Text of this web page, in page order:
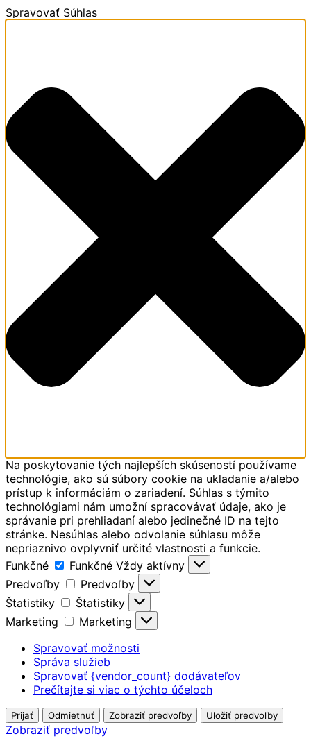
Spravovať Súhlas
Na poskytovanie tých najlepších skúseností používame
technológie, ako sú súbory cookie na ukladanie a/alebo
prístup k informáciám o zariadení. Súhlas s týmito
technológiami nám umožní spracovávať údaje, ako je
správanie pri prehliadaní alebo jedinečné ID na tejto
stránke. Nesúhlas alebo odvolanie súhlasu môže
nepriaznivo ovplyvniť určité vlastnosti a funkcie.
Funkčné
Funkčné Vždy aktívny
Predvoľby
Predvoľby
Štatistiky
Štatistiky
Marketing
Marketing
Spravovať možnosti
Správa služieb
Spravovať {vendor_count} dodávateľov
Prečítajte si viac o týchto účeloch
Prijať Odmietnuť Zobraziť predvoľby Uložiť predvoľby
Zobraziť predvoľby